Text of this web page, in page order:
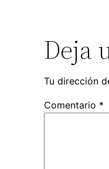
Deja
Tu dirección
Comentario *